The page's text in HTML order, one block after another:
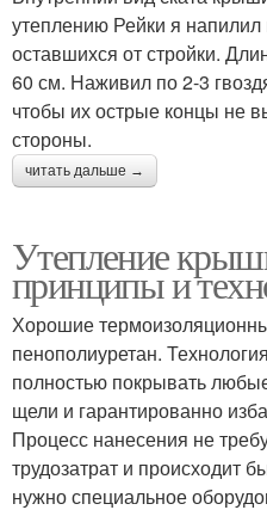
утеплению Рейки я напилил
оставшихся от стройки.
60 см. Наживил по 2-3
чтобы их острые концы не
стороны.
читать дальше →
Утепление
принципы и
Хорошие
пенополиуретан.
полностью покрывать
щели и гарантированно
Процесс нанесения не
трудозатрат и происходит
нужно специальное